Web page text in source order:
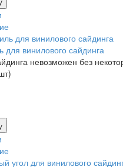
винилового сайдинга
невозможен без